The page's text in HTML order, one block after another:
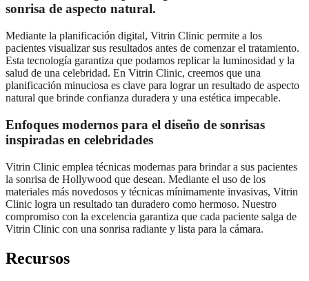
sonrisa de aspecto natural.
Mediante la planificación digital, Vitrin Clinic permite a los
pacientes visualizar sus resultados antes de comenzar el tratamiento.
Esta tecnología garantiza que podamos replicar la luminosidad y la
salud de una celebridad. En Vitrin Clinic, creemos que una
planificación minuciosa es clave para lograr un resultado de aspecto
natural que brinde confianza duradera y una estética impecable.
Enfoques modernos para el diseño de sonrisas
inspiradas en celebridades
Vitrin Clinic emplea técnicas modernas para brindar a sus pacientes
la sonrisa de Hollywood que desean. Mediante el uso de los
materiales más novedosos y técnicas mínimamente invasivas, Vitrin
Clinic logra un resultado tan duradero como hermoso. Nuestro
compromiso con la excelencia garantiza que cada paciente salga de
Vitrin Clinic con una sonrisa radiante y lista para la cámara.
Recursos